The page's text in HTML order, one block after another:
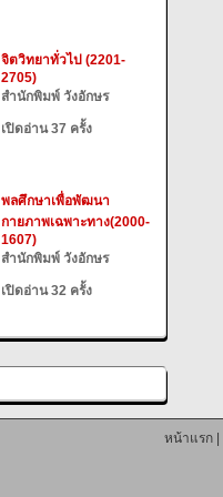
จิตวิทยาทั่วไป (2201-
2705)
สำนักพิมพ์ วังอักษร
เปิดอ่าน 37 ครั้ง
พลศึกษาเพื่อพัฒนา
กายภาพเฉพาะทาง(2000-
1607)
สำนักพิมพ์ วังอักษร
เปิดอ่าน 32 ครั้ง
หน้าแรก|